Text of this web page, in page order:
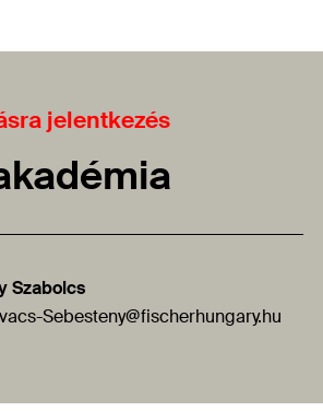
jelentkezés
Szabolcs
Sebesteny@fischerhungary.hu